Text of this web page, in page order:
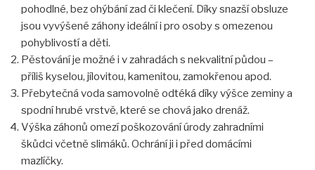
pohodlné, bez ohýbání zad či klečení. Díky snazší obsluze
jsou vyvýšené záhony ideální i pro osoby s omezenou
pohyblivostí a děti.
Pěstování je možné i v zahradách s nekvalitní půdou –
příliš kyselou, jílovitou, kamenitou, zamokřenou apod.
Přebytečná voda samovolně odtéká díky výšce zeminy a
spodní hrubé vrstvě, které se chová jako drenáž.
Výška záhonů omezí poškozování úrody zahradními
škůdci včetně slimáků. Ochrání ji i před domácími
mazlíčky.